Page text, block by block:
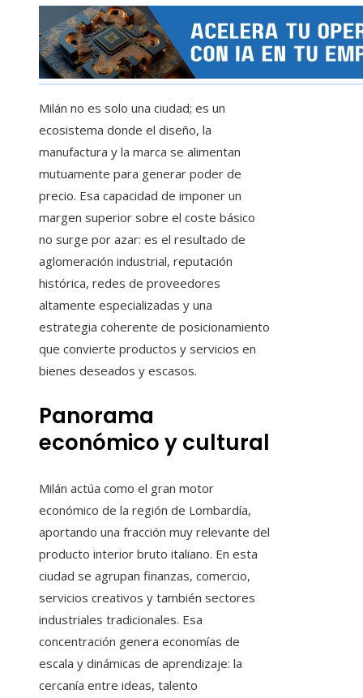
Milán no es solo una ciudad; es un
ecosistema donde el diseño, la
manufactura y la marca se alimentan
mutuamente para generar poder de
precio. Esa capacidad de imponer un
margen superior sobre el coste básico
no surge por azar: es el resultado de
aglomeración industrial, reputación
histórica, redes de proveedores
altamente especializadas y una
estrategia coherente de posicionamiento
que convierte productos y servicios en
bienes deseados y escasos.
Panorama
económico y cultural
Milán actúa como el gran motor
económico de la región de Lombardía,
aportando una fracción muy relevante del
producto interior bruto italiano. En esta
ciudad se agrupan finanzas, comercio,
servicios creativos y también sectores
industriales tradicionales. Esa
concentración genera economías de
escala y dinámicas de aprendizaje: la
cercanía entre ideas, talento